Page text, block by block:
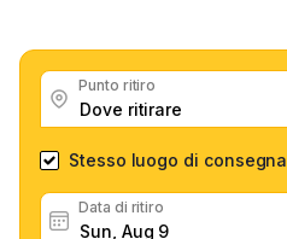
Punto ritiro
Stesso luogo di consegna
Data di ritiro